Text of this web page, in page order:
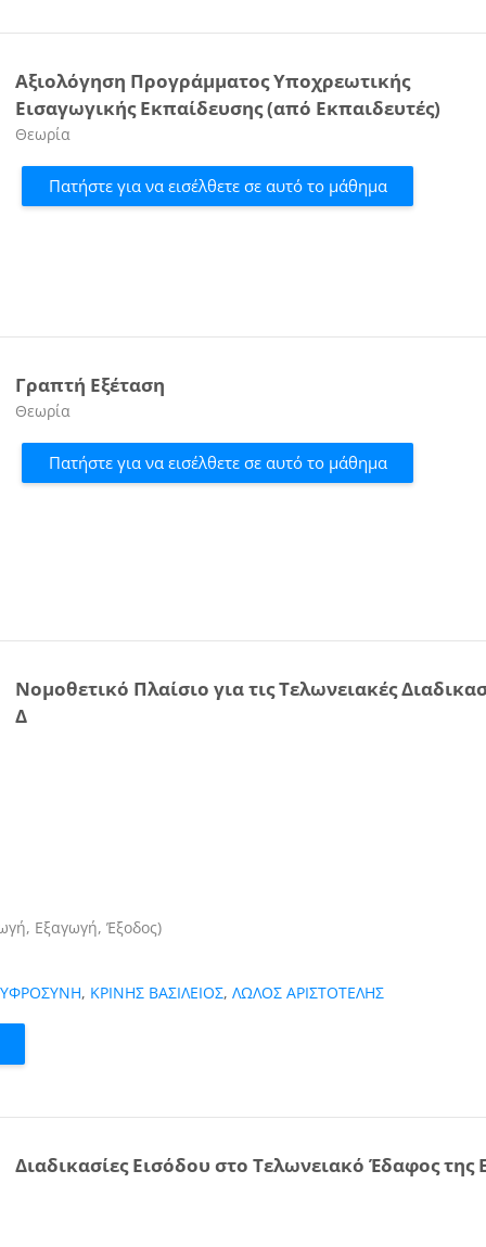
Αξιολόγηση Προγράμματος Υποχρεωτικής
Εισαγωγικής Εκπαίδευσης (από Εκπαιδευτές)
Κατηγορία μαθήματος
Θεωρία
Πατήστε για να εισέλθετε σε αυτό το μάθημα
Γραπτή Εξέταση
Κατηγορία μαθήματος
Θεωρία
Πατήστε για να εισέλθετε σε αυτό το μάθημα
Νομοθετικό Πλαίσιο για τις Τελωνειακές
Δ
Εξαγωγή, Έξοδος)
, ΚΡΙΝΗΣ ΒΑΣΙΛΕΙΟΣ,ΛΩΛΟΣ ΑΡΙΣΤΟΤΕΛΗΣ
Διαδικασίες Εισόδου στο Τελωνειακό Έδαφος της